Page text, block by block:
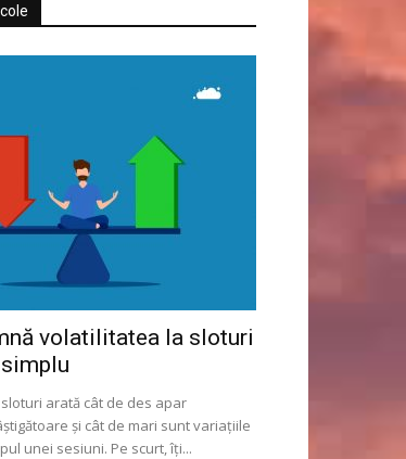
volatilitatea la sloturi
arată cât de des apar
și cât de mari sunt variațiile
unei sesiuni. Pe scurt, îți...